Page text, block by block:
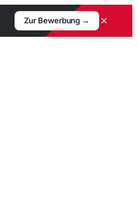
Zur Bewerbung → ×